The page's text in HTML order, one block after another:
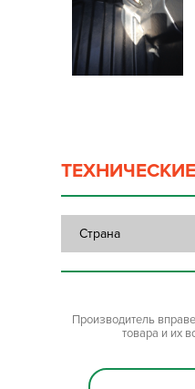
Страна
Производитель
товара и их